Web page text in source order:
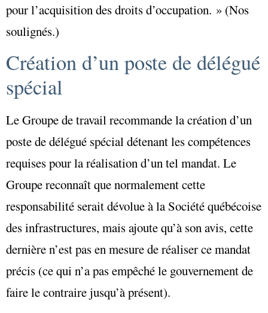
pour l’acquisition des droits d’occupation. » (Nos
soulignés.)
Création d’un poste de délégué
spécial
Le Groupe de travail recommande la création d’un
poste de délégué spécial détenant les compétences
requises pour la réalisation d’un tel mandat. Le
Groupe reconnaît que normalement cette
responsabilité serait dévolue à la Société québécoise
des infrastructures, mais ajoute qu’à son avis, cette
dernière n’est pas en mesure de réaliser ce mandat
précis (ce qui n’a pas empêché le gouvernement de
faire le contraire jusqu’à présent).